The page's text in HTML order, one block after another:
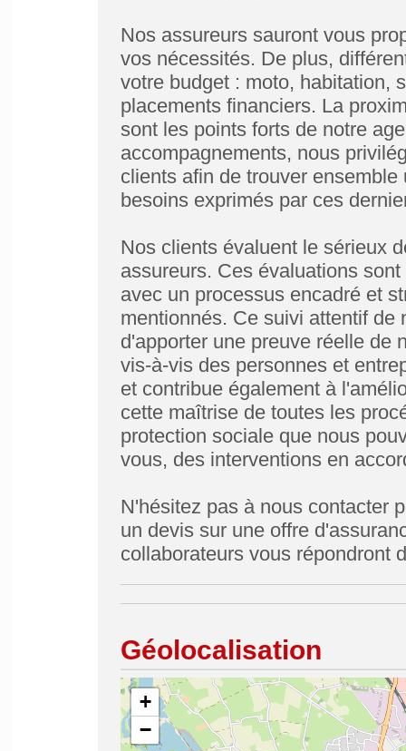
Nos assureurs sauront vous
vos nécessités. De plus,
votre budget : moto, habitation,
placements financiers. La
sont les points forts de notre
accompagnements, nous
clients afin de trouver
besoins exprimés par ces
Nos clients évaluent le sérieux
assureurs. Ces évaluations
avec un processus encadré et
mentionnés. Ce suivi attentif de
d'apporter une preuve réelle de
vis-à-vis des personnes et
et contribue également à
cette maîtrise de toutes les
protection sociale que nous
vous, des interventions en
N'hésitez pas à nous contacter
un devis sur une offre
collaborateurs vous répondront
Géolocalisation
+
−